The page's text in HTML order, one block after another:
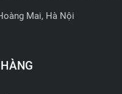
Mai, Hà Nội